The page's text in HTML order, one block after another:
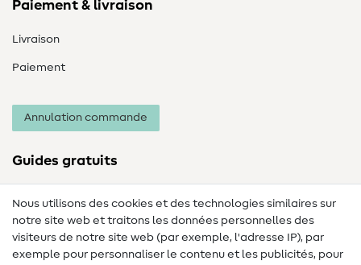
Paiement & livraison
Livraison
Paiement
Annulation commande
Guides gratuits
Lexique de couture
Tutos de couture
Nous utilisons des cookies et des technologies similaires sur
notre site web et traitons les données personnelles des
visiteurs de notre site web (par exemple, l'adresse IP), par
exemple pour personnaliser le contenu et les publicités, pour